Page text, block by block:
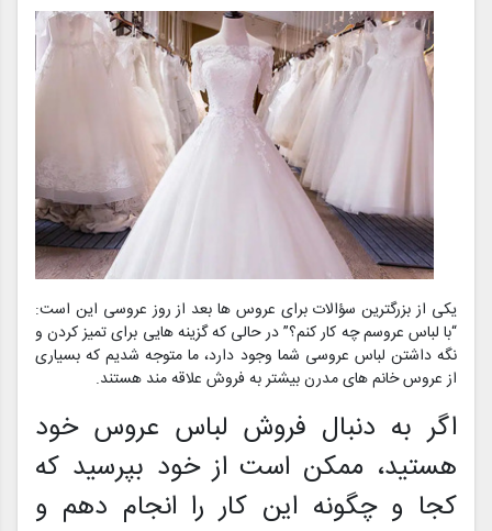
یکی از بزرگترین سؤالات برای عروس ها بعد از روز عروسی این است:
“با لباس عروسم چه کار کنم؟” در حالی که گزینه هایی برای تمیز کردن و
نگه داشتن لباس عروسی شما وجود دارد، ما متوجه شدیم که بسیاری
از عروس خانم های مدرن بیشتر به فروش علاقه مند هستند.
اگر به دنبال فروش لباس عروس خود
هستید، ممکن است از خود بپرسید که
کجا و چگونه این کار را انجام دهم و